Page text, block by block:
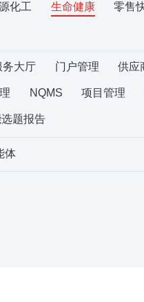
化工 生命健康 零售
务大厅 门户管理 供应
NQMS 项目管理
题报告
体